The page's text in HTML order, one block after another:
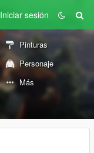
Iniciar sesión
Pinturas
Personaje
Más